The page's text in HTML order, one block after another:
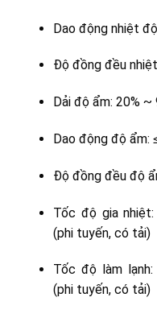
Dao động nhiệt
Độ đồng đều
Dải độ ẩm: 20% ~
Dao động độ ẩm:
Độ đồng đều độ
Tốc độ gia
(phi tuyến, có tải)
Tốc độ làm
(phi tuyến, có tải)